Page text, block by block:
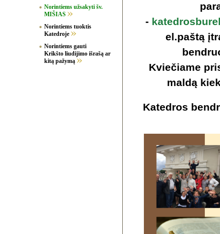
Norintiems užsakyti šv.
MIŠIAS
Norintiems tuoktis
Katedroje
Norintiems gauti
Krikšto liudijimo išrašą ar
kitą pažymą
-
el.paštą
Kviečiame
maldą
Katedros